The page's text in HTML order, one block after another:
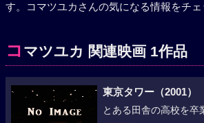
す。コマツユカさんの気になる情報をチェ
コ マツユカ 関連映画 1作品
東京タワー（2001）
とある田舎の高校を卒